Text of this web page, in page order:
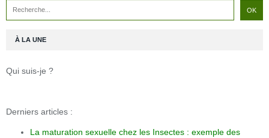
À LA UNE
Qui suis-je ?
Derniers articles :
La maturation sexuelle chez les Insectes : exemple des